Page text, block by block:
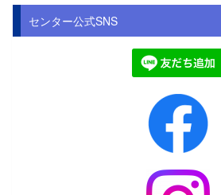
センター公式SNS